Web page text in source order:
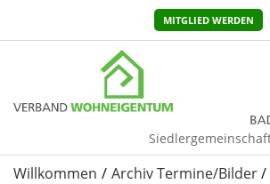
MITGLIED WERDEN
Willkommen Archiv Termine/Bilder